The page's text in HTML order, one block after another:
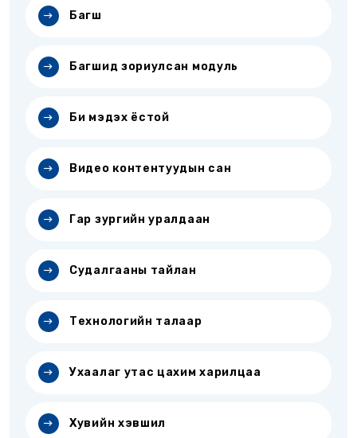
Багш
Багшид зориулсан модуль
Би мэдэх ёстой
Видео контентуудын сан
Гар зургийн уралдаан
Судалгааны тайлан
Технологийн талаар
Ухаалаг утас цахим харилцаа
Хувийн хэвшил